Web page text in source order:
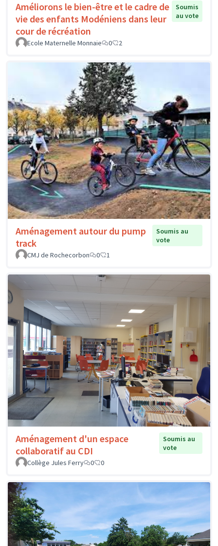
Améliorons le bien-être et le cadre de
vie des enfants Modéniens dans leur
cour de récréation
Soumis
au vote
Ecole Maternelle Monnaie 0 2
Aménagement autour du pump
track
Soumis au
vote
CMJ de Rochecorbon
0 1
Aménagement d'un espace
collaboratif au CDI
Soumis au
vote
Collège Jules Ferry
0 0